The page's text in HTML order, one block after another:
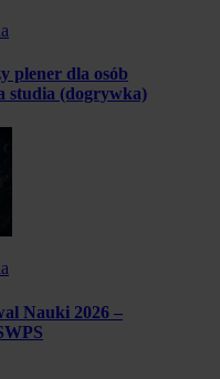
plener dla osób
studia (dogrywka)
Nauki 2026 –